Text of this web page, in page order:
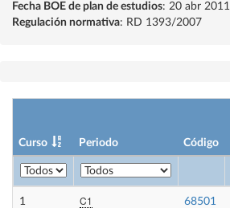
Fecha BOE de plan de estudios: 20 abr 2011
Regulación normativa: RD 1393/2007
Curso Periodo Código
1 C1 68501